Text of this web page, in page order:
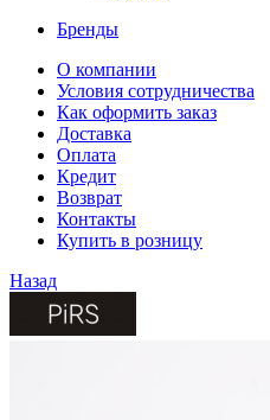
Бренды
О компании
Условия сотрудничества
Как оформить заказ
Доставка
Оплата
Кредит
Возврат
Контакты
Купить в розницу
Назад